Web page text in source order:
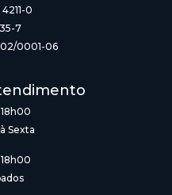
0
7
0001-06
Sexta